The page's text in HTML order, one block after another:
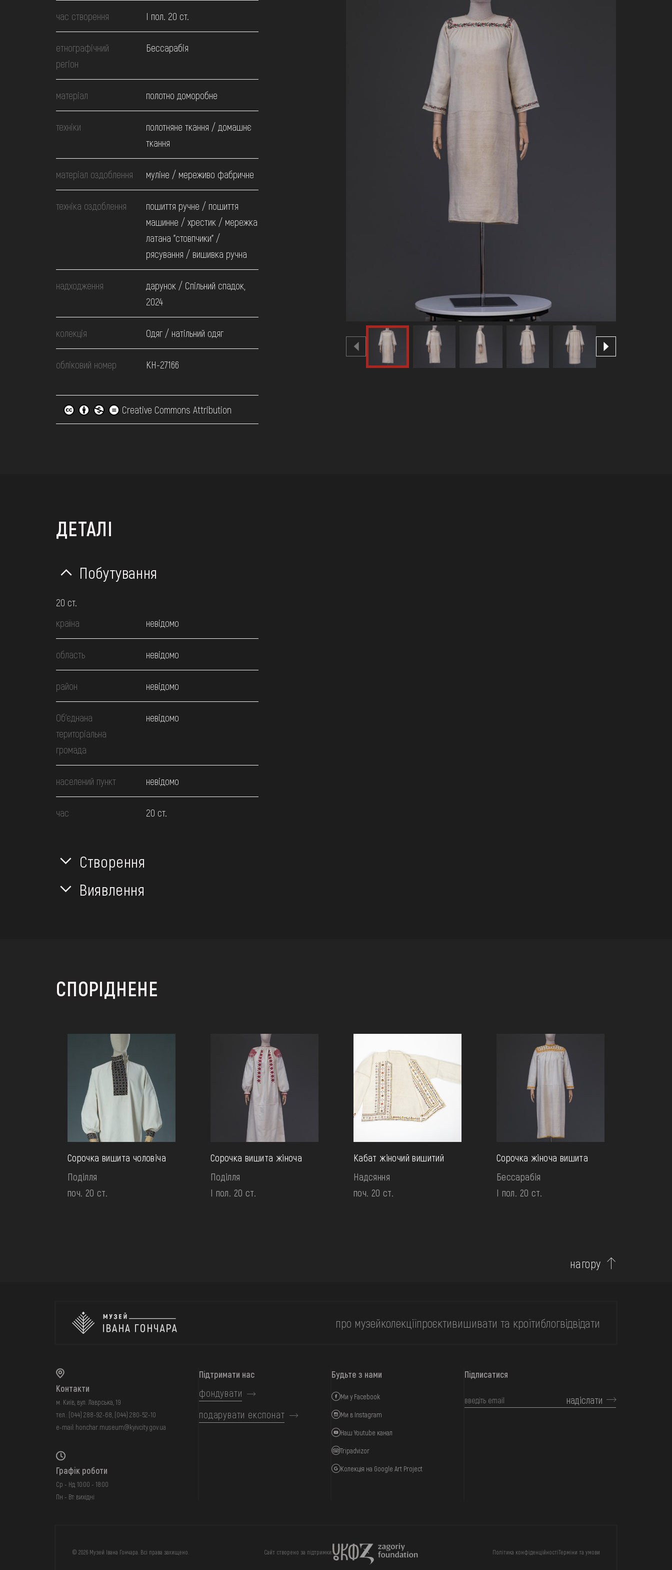
ВІДВІДАТИ
НАВЧИТИСЯ
ПОСЛУГИ
FAQ ОНЛАЙН-КРАМНИЦЯ ПІДТРИМАТИ КОНТАКТИ
час створення І пол. 20 ст.
етнографічний
регіон
Бессарабія
матеріал полотно доморобне
техніки
полотняне ткання / домашнє
ткання
матеріал оздоблення муліне / мереживо фабричне
техніка оздоблення
пошиття ручне / пошиття
машинне / хрестик / мережка
латана "стовпчики" /
рясування / вишивка ручна
надходження
дарунок / Спільний спадок,
2024
колекція Одяг / натільний одяг
обліковий номер КН-27166
Creative Commons Attribution
ДЕТАЛІ
Побутування
20 ст.
країна
невідомо
область невідомо
район невідомо
Об’єднана
територіальна
громада
невідомо
населений пункт невідомо
час 20 ст.
Створення
Виявлення
СПОРІДНЕНЕ
Сорочка вишита чоловіча
Поділля
поч. 20 ст.
Сорочка вишита жіноча
Поділля
І пол. 20 ст.
Кабат жіночий вишитий
Надсяння
поч. 20 ст.
Сорочка жіноча вишита
Бессарабія
І пол. 20 ст.
нагору
про музейколекціїпроєктивишивати та кроїтиблогвідвідати
Контакти
м. Київ, вул. Лаврська, 19
тел.: (044) 288-92-68 (044) 280-52-10
e-mail: honchar.museum@kyivcity.gov.ua
Графік роботи
Ср - Нд: 10:00 - 18:00
Пн - Вт: вихідні
Підтримати нас
фондувати
подарувати експонат
Будьте з нами
Ми у Facebook
Ми в Instagram
Наш Youtube канал
Tripadvizor
Колекція на Google Art Project
Підписатися
надіслати
© 2026 Музей Івана Гончара. Всі права захищено. Сайт створено за підтримки: Політика конфіденційностіТерміни та умови